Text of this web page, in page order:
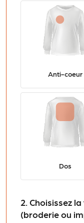
Anti-coeur
Dos
2. Choisissez
(broderie ou